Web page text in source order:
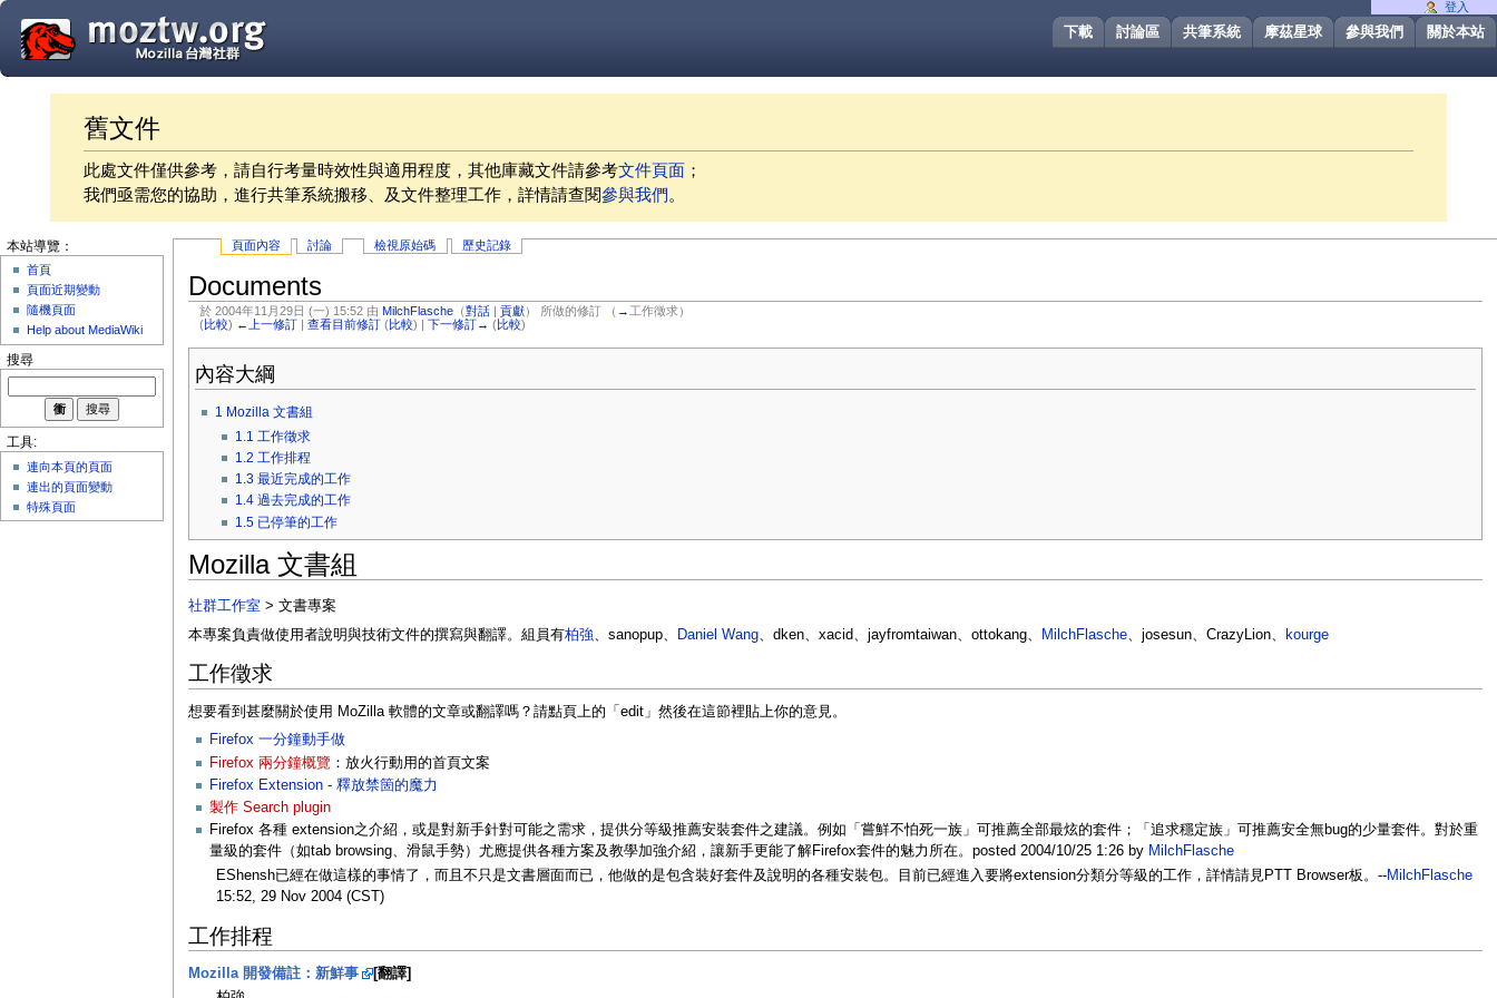
關於本站
參與我們
摩茲星球
共筆系統
討論區
下載
舊文件
此處文件僅供參考，請自行考量時效性與適用程度，其他庫藏文件請參考文件頁面 ；
我們亟需您的協助，進行共筆系統搬移、及文件整理工作，詳情請查閱參與我們。
頁面內容 討論 檢視原始碼 歷史記錄
Documents
於 2004年11月29日 (一) 15:52 由 MilchFlasche （對話 |貢獻） 所做的修訂 （ → 工作徵求）
(比較) ←上一修訂 |查看目前修訂 (比較) |下一修訂→ (比較)
內容大綱
1 Mozilla 文書組
1.1 工作徵求
1.2 工作排程
1.3 最近完成的工作
1.4 過去完成的工作
1.5 已停筆的工作
Mozilla 文書組
社群工作室> 文書專案
本專案負責做使用者說明與技術文件的撰寫與翻譯。組員有柏強 、sanopup、 Daniel Wang、dken、xacid、jayfromtaiwan、ottokang、 MilchFlasche、josesun、CrazyLion、 kourge
工作徵求
想要看到甚麼關於使用 MoZilla 軟體的文章或翻譯嗎？請點頁上的「edit」然後在這節裡貼上你的意見。
Firefox 一分鐘動手做
Firefox 兩分鐘概覽：放火行動用的首頁文案
Firefox Extension - 釋放禁箇的魔力
製作 Search plugin
Firefox 各種 extension之介紹，或是對新手針對可能之需求，提供分等級推薦安裝套件之建議。例如「嘗鮮不怕死一族」可推薦全部最炫的套件；「追求穩定族」可推薦安全無bug的少量套件。對於重
量級的套件（如tab browsing、滑鼠手勢）尤應提供各種方案及教學加強介紹，讓新手更能了解Firefox套件的魅力所在。posted 2004/10/25 1:26 by MilchFlasche
EShensh已經在做這樣的事情了，而且不只是文書層面而已，他做的是包含裝好套件及說明的各種安裝包。目前已經進入要將extension分類分等級的工作，詳情請見PTT Browser板。--MilchFlasche
15:52, 29 Nov 2004 (CST)
工作排程
Mozilla 開發備註：新鮮事
[翻譯]
登入
本站導覽：
首頁
頁面近期變動
隨機頁面
Help about MediaWiki
搜尋
工具:
連向本頁的頁面
連出的頁面變動
特殊頁面